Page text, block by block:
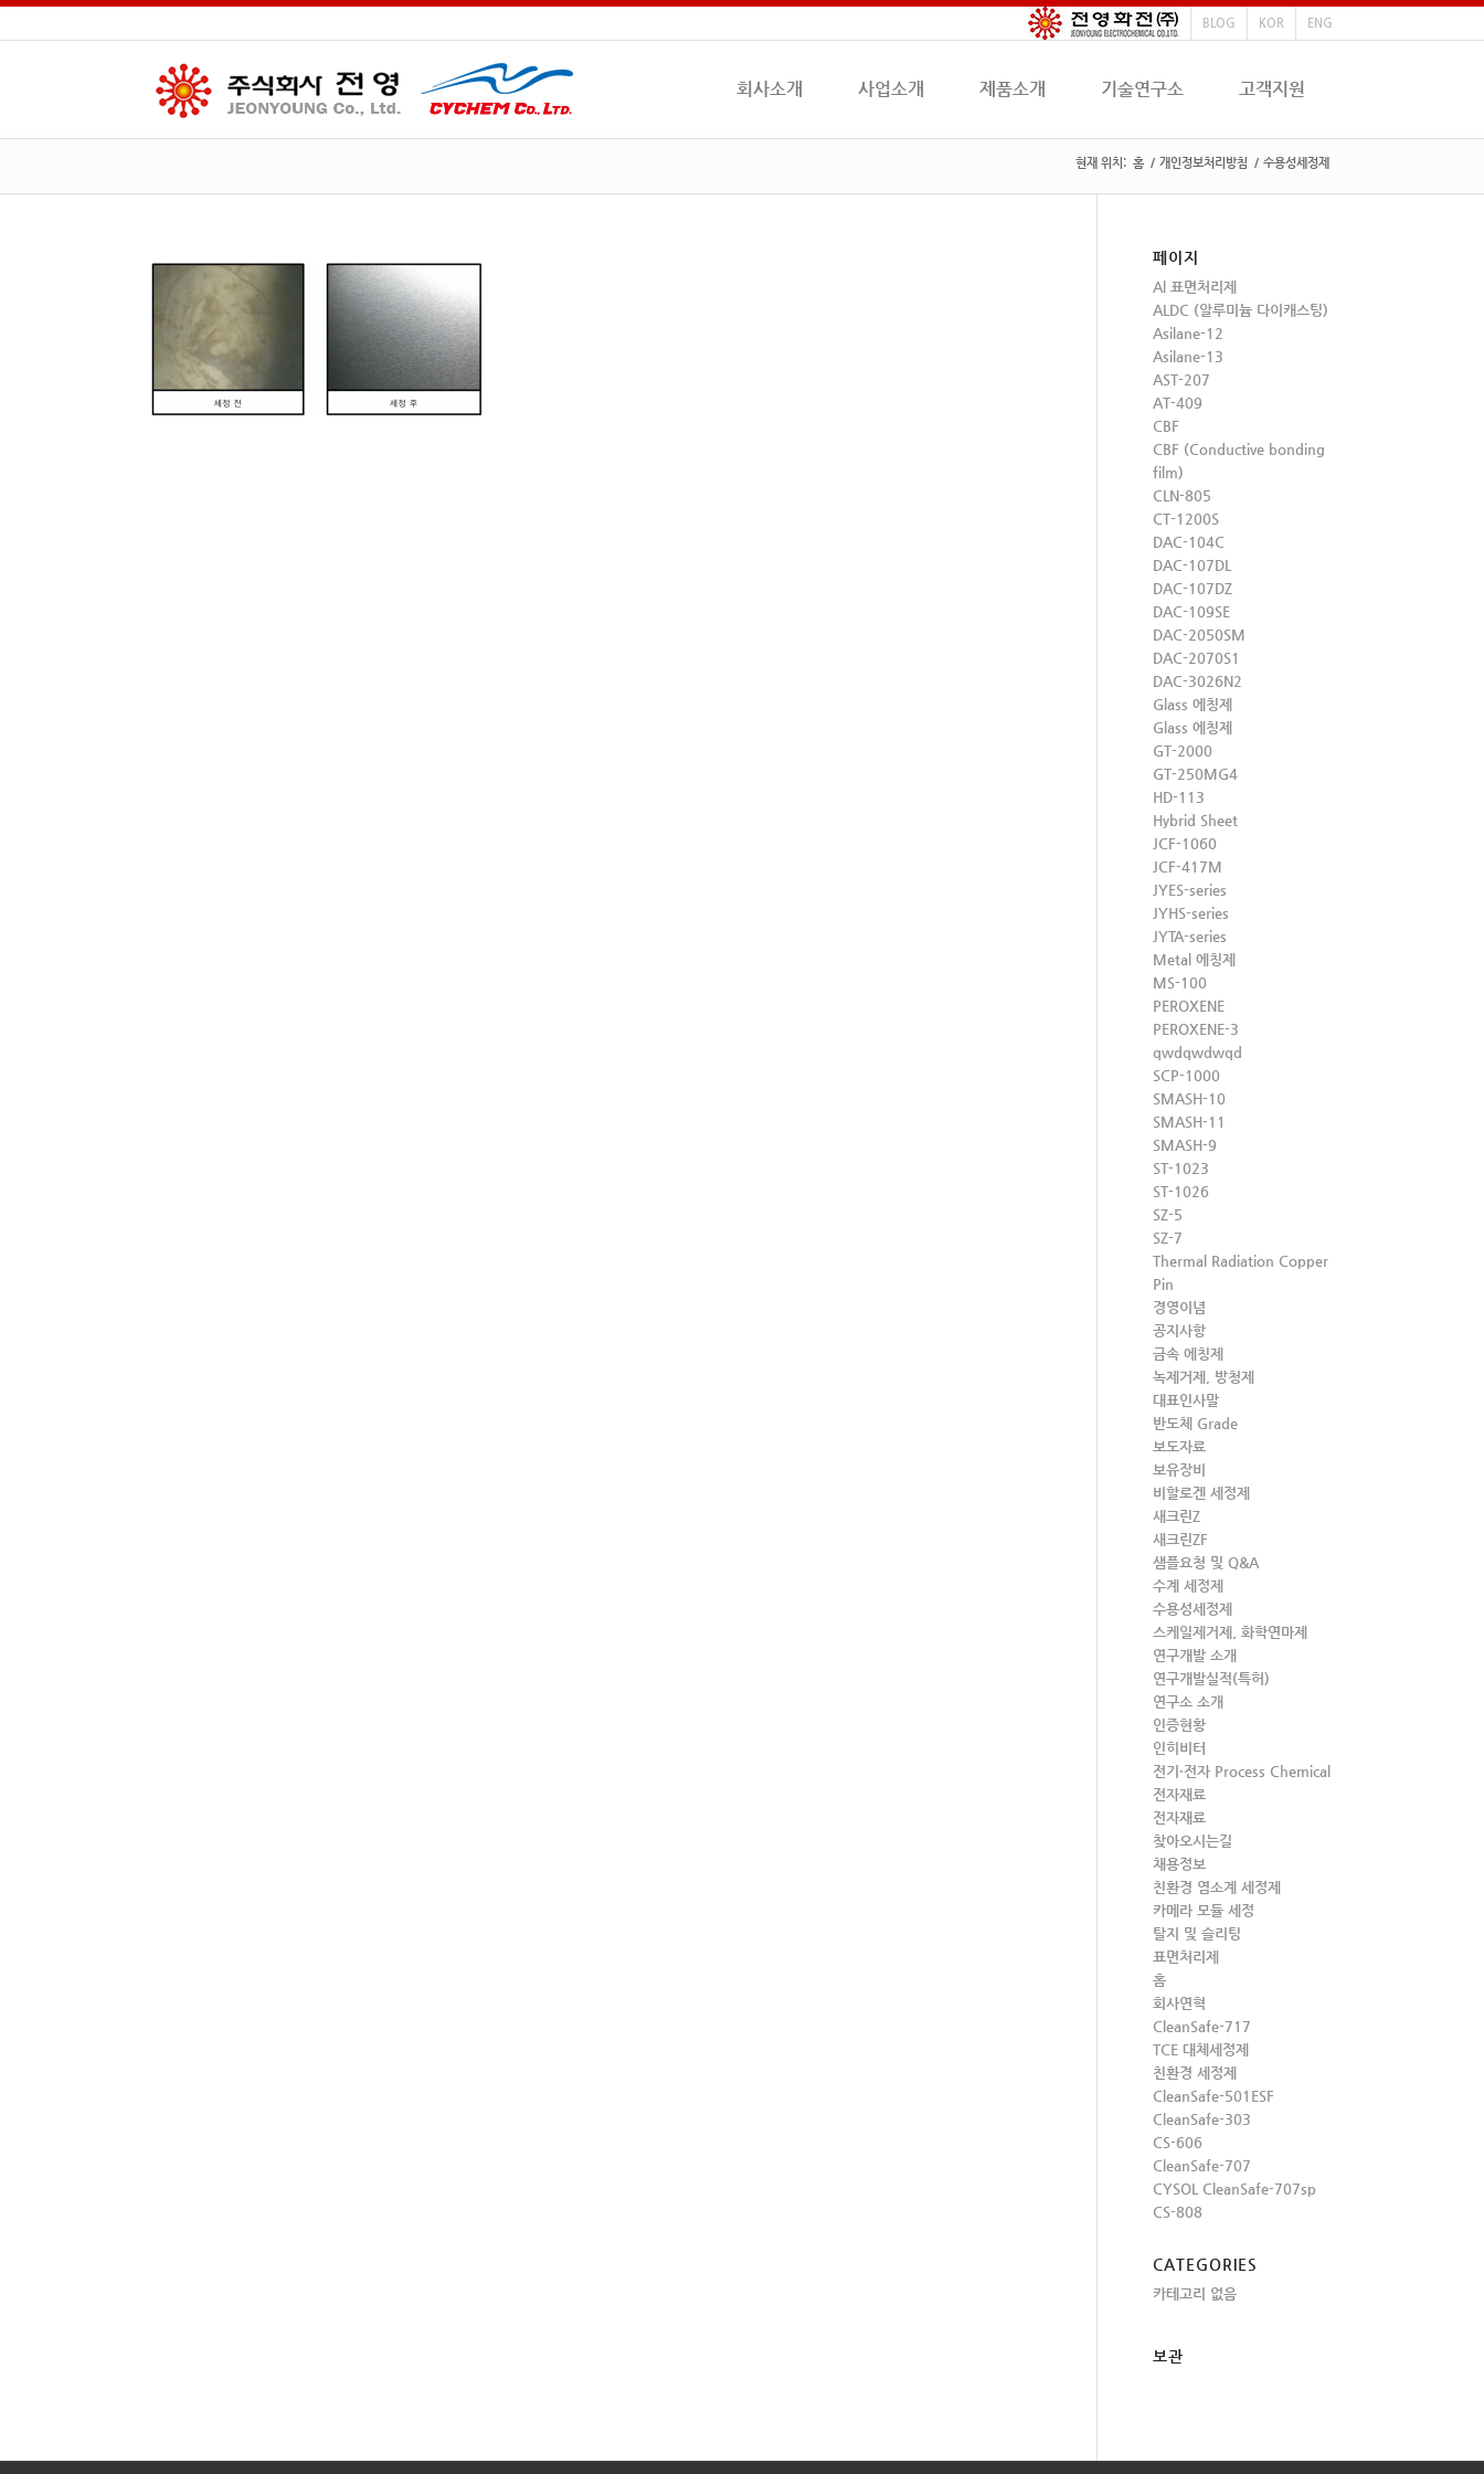
BLOG KOR ENG
회사소개 사업소개 제품소개 기술연구소 고객지원
현재 위치: 홈 / 개인정보처리방침 / 수용성세정제
페이지
Al 표면처리제
ALDC (알루미늄 다이캐스팅)
Asilane-12
Asilane-13
AST-207
AT-409
CBF
CBF (Conductive bonding
film)
CLN-805
CT-1200S
DAC-104C
DAC-107DL
DAC-107DZ
DAC-109SE
DAC-2050SM
DAC-2070S1
DAC-3026N2
Glass 에칭제
Glass 에칭제
GT-2000
GT-250MG4
HD-113
Hybrid Sheet
JCF-1060
JCF-417M
JYES-series
JYHS-series
JYTA-series
Metal 에칭제
MS-100
PEROXENE
PEROXENE-3
qwdqwdwqd
SCP-1000
SMASH-10
SMASH-11
SMASH-9
ST-1023
ST-1026
SZ-5
SZ-7
Thermal Radiation Copper
Pin
경영이념
공지사항
금속 에칭제
녹제거제, 방청제
대표인사말
반도체 Grade
보도자료
보유장비
비할로겐 세정제
새크린Z
새크린ZF
샘플요청 및 Q&A
수계 세정제
수용성세정제
스케일제거제, 화학연마제
연구개발 소개
연구개발실적(특허)
연구소 소개
인증현황
인히비터
전기·전자 Process Chemical
전자재료
전자재료
찾아오시는길
채용정보
친환경 염소계 세정제
카메라 모듈 세정
탈지 및 슬리팅
표면처리제
홈
회사연혁
CleanSafe-717
TCE 대체세정제
친환경 세정제
CleanSafe-501ESF
CleanSafe-303
CS-606
CleanSafe-707
CYSOL CleanSafe-707sp
CS-808
CATEGORIES
카테고리 없음
보관